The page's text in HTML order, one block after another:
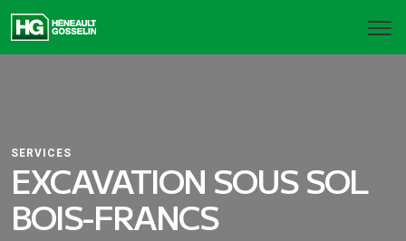
SERVICES
EXCAVATION SOUS SOL
BOIS-FRANCS